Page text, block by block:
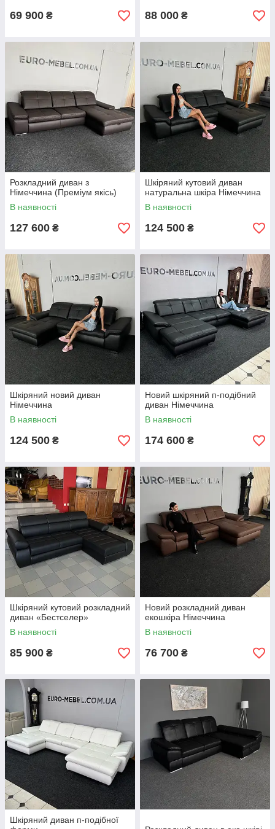
69 900 ₴ 88 000 ₴
Розкладний диван з
Німеччина (Преміум якісь)
В наявності
127 600 ₴
Шкіряний кутовий диван
натуральна шкіра Німеччина
В наявності
124 500 ₴
Шкіряний новий диван
Німеччина
В наявності
124 500 ₴
Новий шкіряний п-подібний
диван Німеччина
В наявності
174 600 ₴
Шкіряний кутовий розкладний
диван «Бестселер»
В наявності
85 900 ₴
Новий розкладний диван
екошкіра Німеччина
В наявності
76 700 ₴
Шкіряний диван п-подібної